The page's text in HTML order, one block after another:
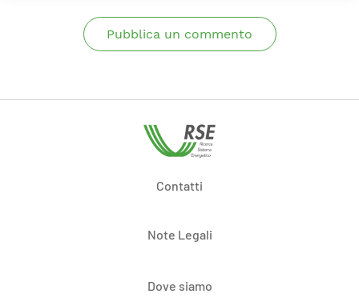
Pubblica un commento
Contatti
Note Legali
Dove siamo